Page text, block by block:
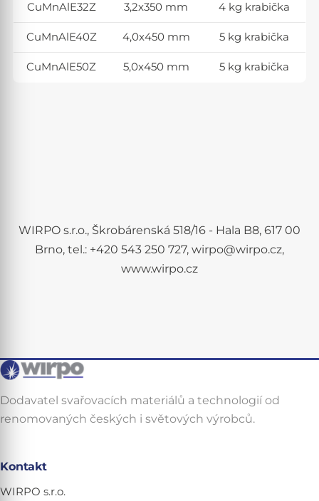
CuMnAlE32Z 3,2x350 mm 4 kg krabička
CuMnAlE40Z 4,0x450 mm 5 kg krabička
CuMnAlE50Z 5,0x450 mm 5 kg krabička
WIRPO s.r.o., Škrobárenská 518/16 - Hala B8, 617 00
Brno, tel.: +420 543 250 727, wirpo@wirpo.cz,
www.wirpo.cz
Dodavatel svařovacích materiálů a technologií od
renomovaných českých i světových výrobců.
Kontakt
WIRPO s.r.o.